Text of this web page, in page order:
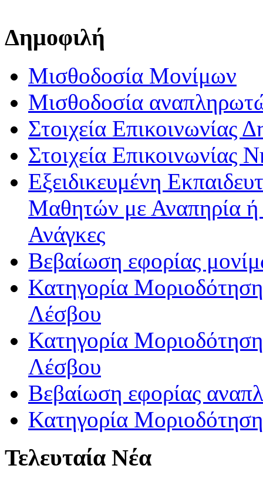
Δημοφιλή
Μισθοδοσία Μονίμων
Μισθοδοσία
Στοιχεία Επικοινωνίας
Στοιχεία Επικοινωνίας
Εξειδικευμένη
Μαθητών με Αναπηρία ή /
Ανάγκες
Βεβαίωση εφορίας
Κατηγορία
Λέσβου
Κατηγορία
Λέσβου
Βεβαίωση εφορίας
Κατηγορία
Τελευταία Νέα